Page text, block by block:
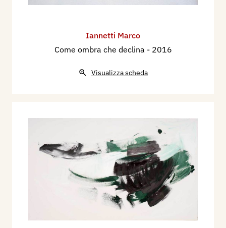
Iannetti Marco
Come ombra che declina - 2016
Visualizza scheda